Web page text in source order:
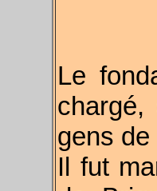
Le
gens
Il fut